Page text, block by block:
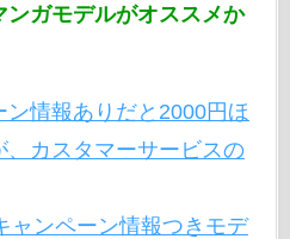
ガモデルがオススメか
情報ありだと2000円ほ
、カスタマーサービスの
ンペーン情報つきモデ